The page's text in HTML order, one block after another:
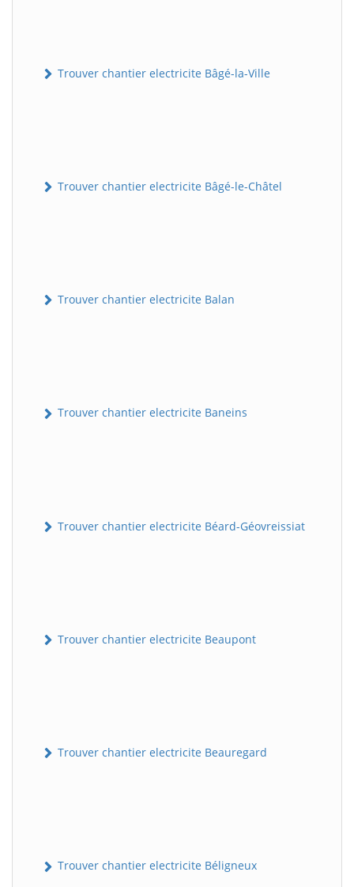
Trouver chantier electricite Bâgé-la-Ville
Trouver chantier electricite Bâgé-le-Châtel
Trouver chantier electricite Balan
Trouver chantier electricite Baneins
Trouver chantier electricite Béard-Géovreissiat
Trouver chantier electricite Beaupont
Trouver chantier electricite Beauregard
Trouver chantier electricite Béligneux